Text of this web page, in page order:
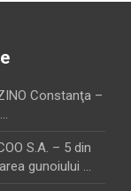
Constanţa –
S.A. – 5 din
gunoiului …